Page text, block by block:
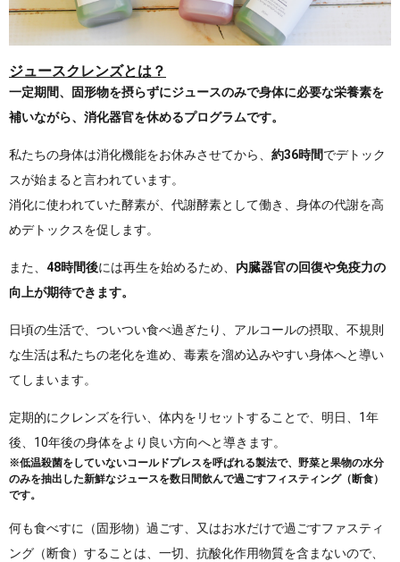
ジュースクレンズとは？
一定期間、固形物を摂らずにジュースのみで身体に必要な栄養素を
補いながら、消化器官を休めるプログラムです。
私たちの身体は消化機能をお休みさせてから、 約36時間でデトック
スが始まると言われています。
消化に使われていた酵素が、代謝酵素として働き、身体の代謝を高
めデトックスを促します。
また、 48時間後には再生を始めるため、 内臓器官の回復や免疫力の
向上が期待できます。
日頃の生活で、ついつい食べ過ぎたり、アルコールの摂取、不規則
な生活は私たちの老化を進め、毒素を溜め込みやすい身体へと導い
てしまいます。
定期的にクレンズを行い、体内をリセットすることで、明日、1年
後、10年後の身体をより良い方向へと導きます。
※低温殺菌をしていないコールドプレスを呼ばれる製法で、野菜と果物の水分
のみを抽出した新鮮なジュースを数日間飲んで過ごすフィスティング（断食）
です。
何も食べすに（固形物）過ごす、又はお水だけで過ごすファスティ
ング（断食）することは、一切、抗酸化作用物質を含まないので、